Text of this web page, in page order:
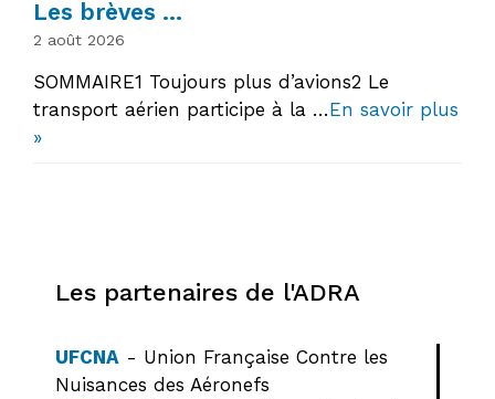
Les brèves …
2 août 2026
SOMMAIRE1 Toujours plus d’avions2 Le
transport aérien participe à la …En savoir plus
»
Les partenaires de l'ADRA
UFCNA - Union Française Contre les
Nuisances des Aéronefs